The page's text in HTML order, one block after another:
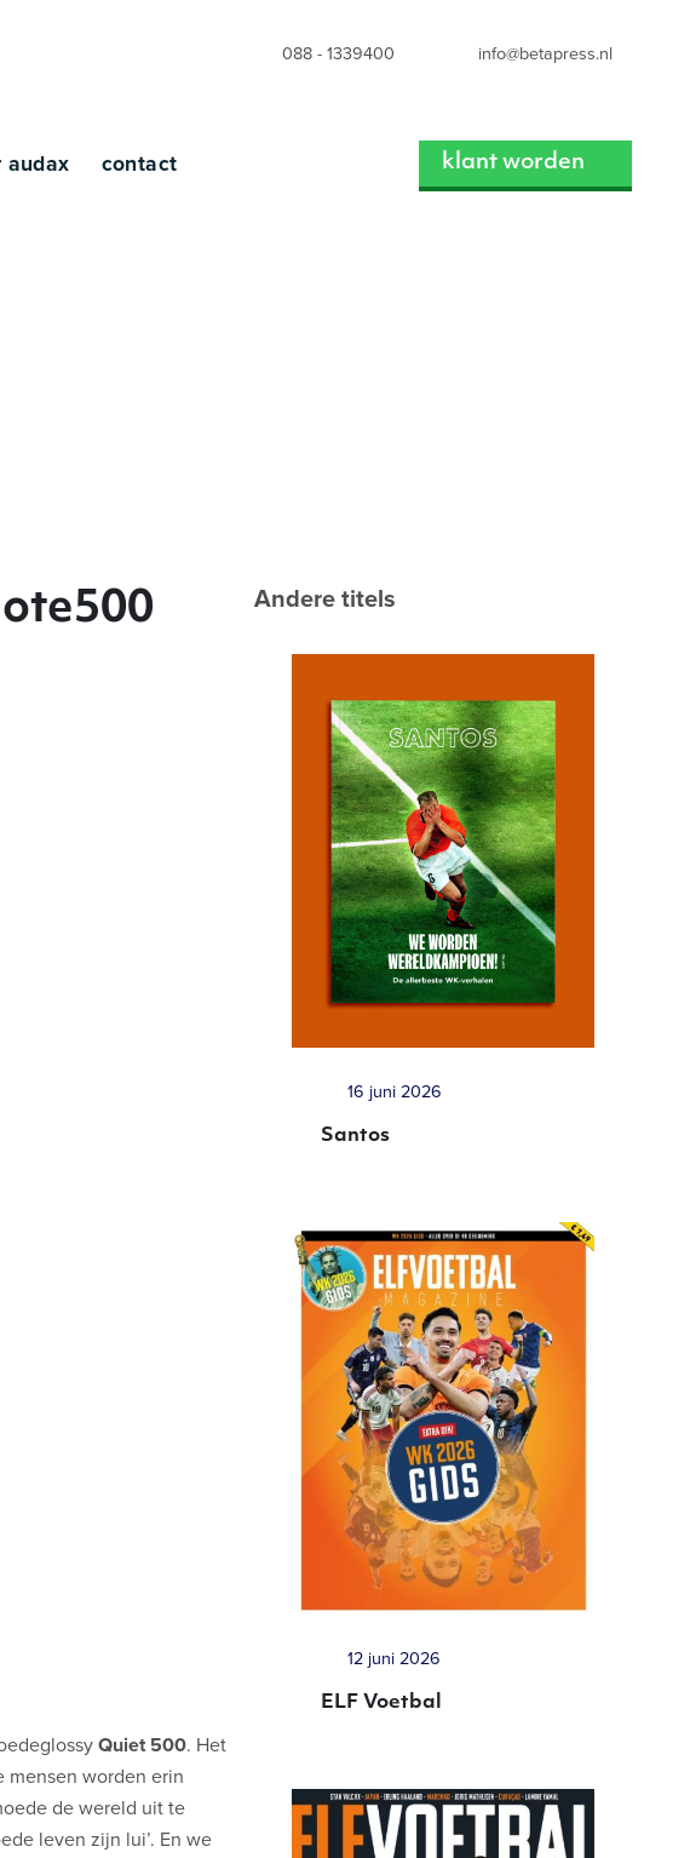
088 - 1339400 info@betapress.nl
audax contact klant worden
Quiet 500. Het
mensen worden erin
de wereld uit te
leven zijn lui’. En we
Andere titels
16 juni 2026
Santos
12 juni 2026
ELF Voetbal